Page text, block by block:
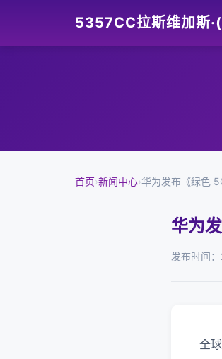
5357CC拉斯维加斯
首页›新闻中心›华为发布《绿色
华为
发布时间
全